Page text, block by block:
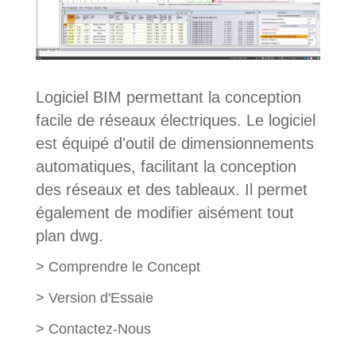
Logiciel BIM permettant la conception
facile de réseaux électriques. Le logiciel
est équipé d'outil de dimensionnements
automatiques, facilitant la conception
des réseaux et des tableaux. Il permet
également de modifier aisément tout
plan dwg.
> Comprendre le Concept
> Version d'Essaie
> Contactez-Nous